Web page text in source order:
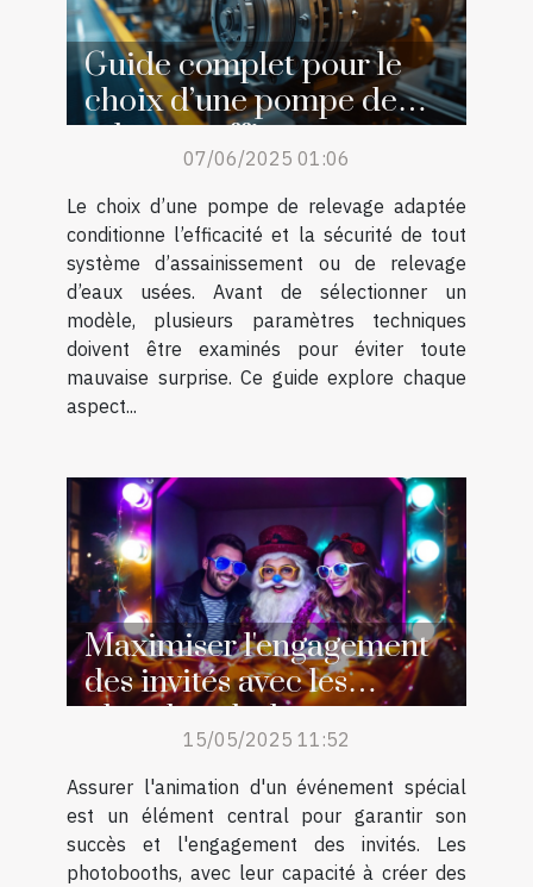
Guide complet pour le
choix d’une pompe de
relevage efficace
07/06/2025 01:06
Le choix d’une pompe de relevage adaptée
conditionne l’efficacité et la sécurité de tout
système d’assainissement ou de relevage
d’eaux usées. Avant de sélectionner un
modèle, plusieurs paramètres techniques
doivent être examinés pour éviter toute
mauvaise surprise. Ce guide explore chaque
aspect...
Maximiser l'engagement
des invités avec les
photobooths lors
d'événements spéciaux
15/05/2025 11:52
Assurer l'animation d'un événement spécial
est un élément central pour garantir son
succès et l'engagement des invités. Les
photobooths, avec leur capacité à créer des